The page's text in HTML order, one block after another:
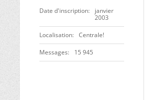
Date d'inscription
janvier
2003
Localisation Centrale!
Messages 15 945